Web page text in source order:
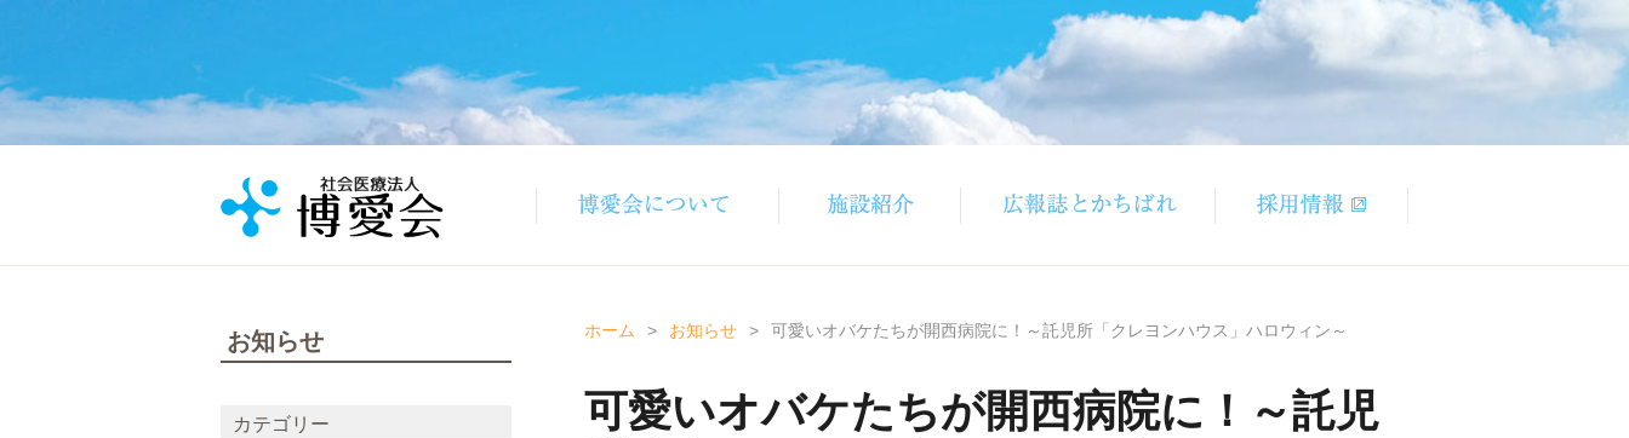
ホーム > お知らせ > 可愛いオバケたちが開西病院に！～託児所「クレヨンハウス」ハロウィン～
可愛いオバケたちが開西病院に！～託児
お知らせ
カテゴリー